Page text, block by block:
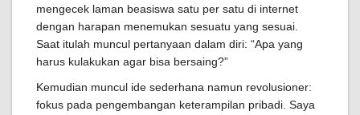
mengecek laman beasiswa satu per satu di internet
dengan harapan menemukan sesuatu yang sesuai.
Saat itulah muncul pertanyaan dalam diri: “Apa yang
harus kulakukan agar bisa bersaing?”
Kemudian muncul ide sederhana namun revolusioner:
fokus pada pengembangan keterampilan pribadi. Saya